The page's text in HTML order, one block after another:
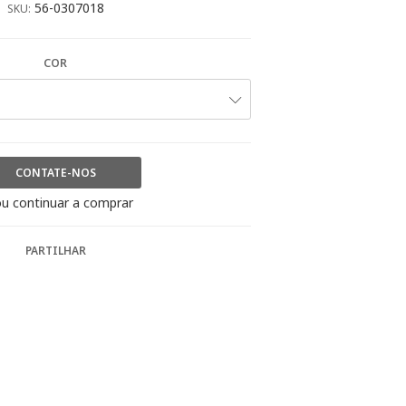
SKU: 56-0307018
COR
CONTATE-NOS
continuar a comprar
PARTILHAR